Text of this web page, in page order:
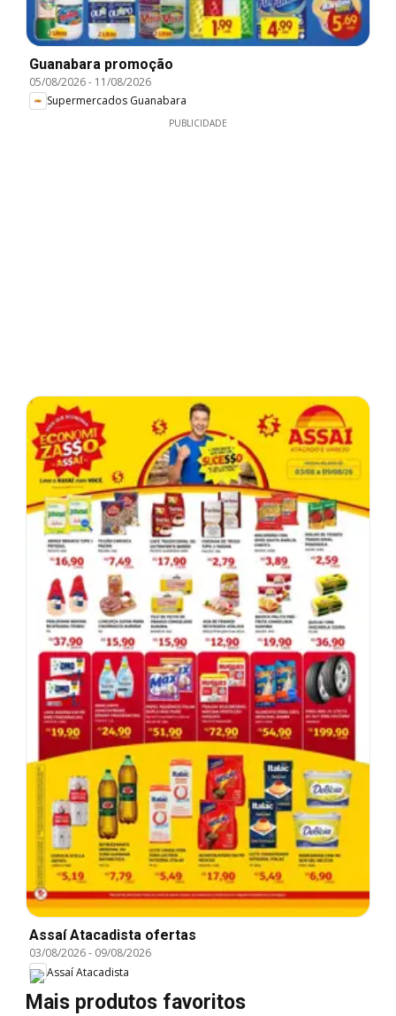
Guanabara promoção
05/08/2026- 11/08/2026
Supermercados Guanabara
PUBLICIDADE
Assaí Atacadista ofertas
03/08/2026- 09/08/2026
Assaí Atacadista
Mais produtos favoritos